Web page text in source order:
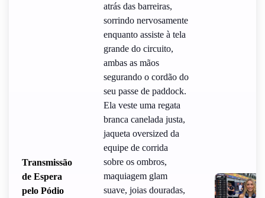
Transmissão
de Espera
pelo Pódio
atrás das barreiras,
sorrindo nervosamente
enquanto assiste à tela
grande do circuito,
ambas as mãos
segurando o cordão do
seu passe de paddock.
Ela veste uma regata
branca canelada justa,
jaqueta oversized da
equipe de corrida
sobre os ombros,
maquiagem glam
suave, joias douradas,